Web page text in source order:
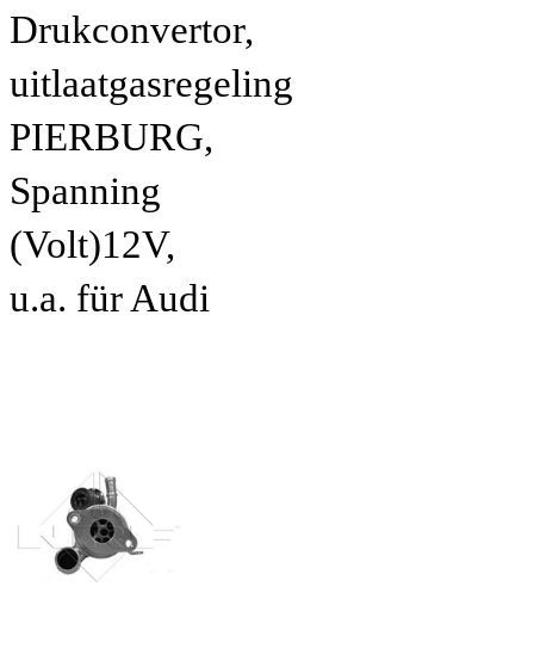
Drukconvertor,
uitlaatgasregeling
PIERBURG,
Spanning
(Volt)12V,
u.a. für Audi